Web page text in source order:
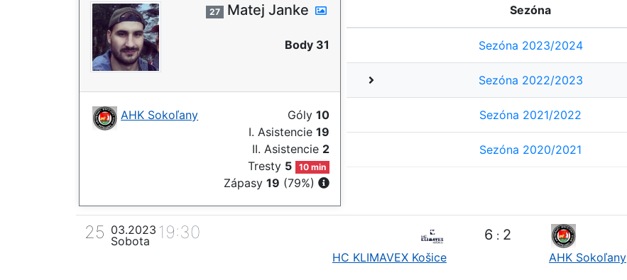
27 Matej Janke
Body 31
AHK Sokoľany Góly 10
I. Asistencie 19
II. Asistencie 2
Tresty 5 10 min
Zápasy 19 (79%)
Sezóna
Sezóna 2023/2024
Sezóna 2022/2023
Sezóna 2021/2022
Sezóna 2020/2021
25 03.2023
Sobota
19:30
HC KLIMAVEX Košice
6 : 2
AHK Sokoľany